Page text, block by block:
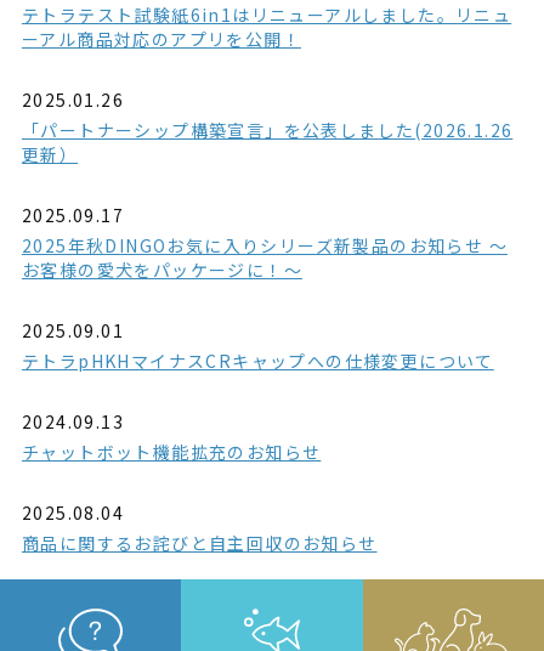
テトラテスト試験紙6in1はリニューアルしました。リニュ
ーアル商品対応のアプリを公開！
2025.01.26
「パートナーシップ構築宣言」を公表しました(2026.1.26
更新）
2025.09.17
2025年秋DINGOお気に入りシリーズ新製品のお知らせ ～
お客様の愛犬をパッケージに！～
2025.09.01
テトラpHKHマイナスCRキャップへの仕様変更について
2024.09.13
チャットボット機能拡充のお知らせ
2025.08.04
商品に関するお詫びと自主回収のお知らせ